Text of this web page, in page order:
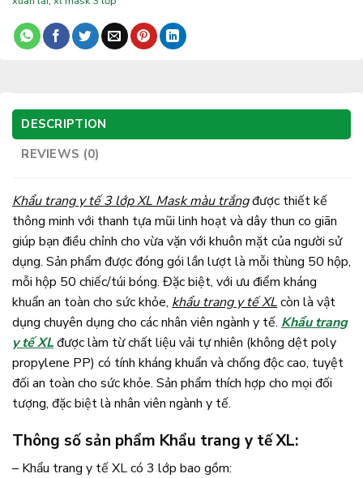
DESCRIPTION
REVIEWS (0)
Khẩu trang y tế 3 lớp XL Mask màu trắngđược thiết kế
thông minh với thanh tựa mũi linh hoạt và dây thun co giãn
giúp bạn điều chỉnh cho vừa vặn với khuôn mặt của người sử
dụng. Sản phẩm được đóng gói lần lượt là mỗi thùng 50 hộp,
mỗi hộp 50 chiếc/túi bóng. Đặc biệt, với ưu điểm kháng
khuẩn an toàn cho sức khỏe, khẩu trang y tế XLcòn là vật
dụng chuyên dụng cho các nhân viên ngành y tế. Khẩu trang
y tế XLđược làm từ chất liệu vải tự nhiên (không dệt poly
propylene PP) có tính kháng khuẩn và chống độc cao, tuyệt
đối an toàn cho sức khỏe. Sản phẩm thích hợp cho mọi đối
tượng, đặc biệt là nhân viên ngành y tế.
Thông số sản phẩm Khẩu trang y tế XL:
– Khẩu trang y tế XL có 3 lớp bao gồm: